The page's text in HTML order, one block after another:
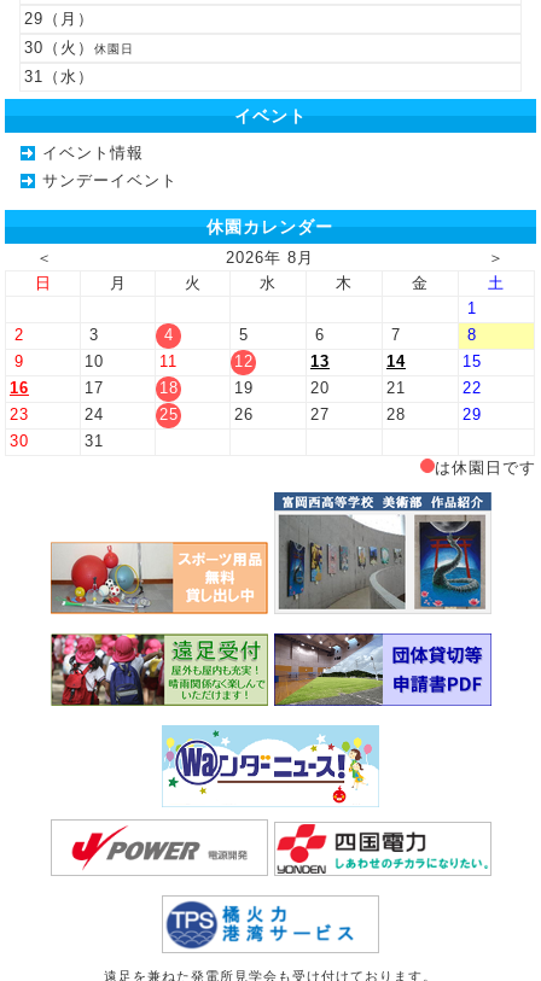
29
30
休園日
31
イベント
イベント情報
サンデーイベント
休園カレンダー
＜ 2026年 8月
＞
日
月 火 水 木 金
土
1
2
3 4 5 6 7
8
9
10 11 12 13 14
15
16
17 18 19 20 21
22
23
24 25 26 27 28
29
30
31
は休園日です
遠足を兼ねた発電所見学会も受け付けております。